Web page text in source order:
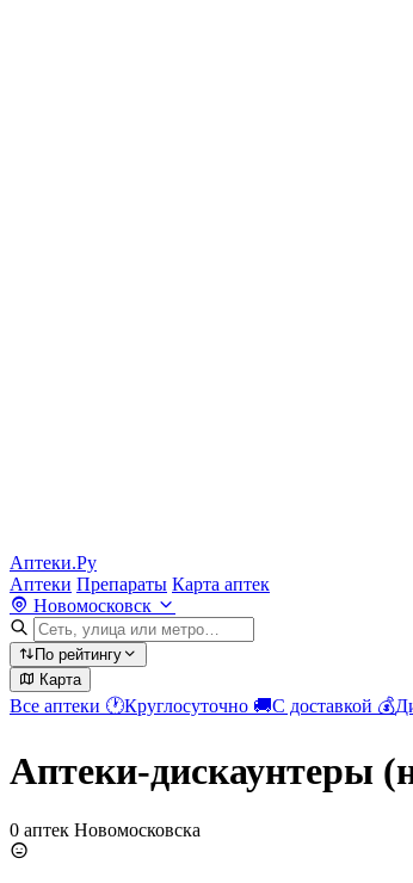
Аптеки.Ру
Аптеки Препараты Карта аптек
Новомосковск
По рейтингу
Карта
Все аптеки 🕐Круглосуточно 🚚С доставкой 💰
Аптеки-дискаунтеры
0 аптек Новомосковска